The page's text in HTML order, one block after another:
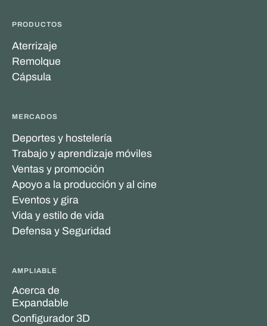
PRODUCTOS
Aterrizaje
Remolque
Cápsula
MERCADOS
Deportes y hostelería
Trabajo y aprendizaje móviles
Ventas y promoción
Apoyo a la producción y al cine
Eventos y gira
Vida y estilo de vida
Defensa y Seguridad
AMPLIABLE
Acerca de
Expandable
Configurador 3D